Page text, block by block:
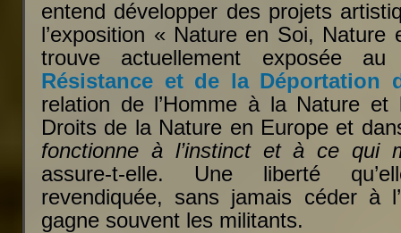
entend développer des projets
l’exposition « Nature en Soi, Nature
trouve actuellement exposée
Résistance et de la Déportation
relation de l’Homme à la Nature et
Droits de la Nature en Europe et
fonctionne à l’instinct et à ce qui
assure-t-elle. Une liberté
revendiquée, sans jamais céder à
gagne souvent les militants.